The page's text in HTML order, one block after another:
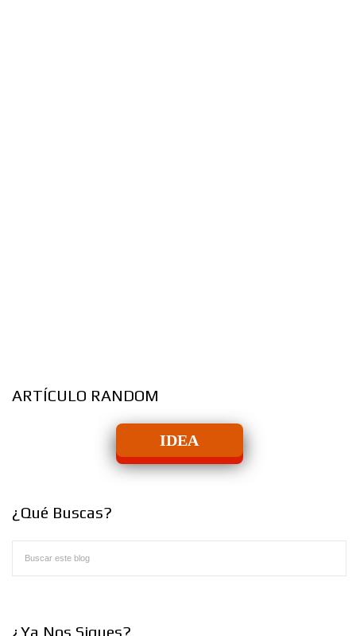
ARTÍCULO RANDOM
IDEA
¿Qué Buscas?
¿Ya Nos Sigues?